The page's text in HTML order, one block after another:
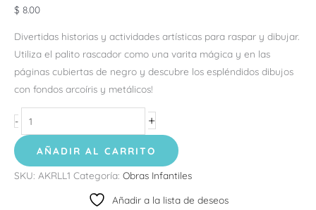
$ 8.00
Divertidas historias y actividades artísticas para raspar y dibujar.
Utiliza el palito rascador como una varita mágica y en las
páginas cubiertas de negro y descubre los espléndidos dibujos
con fondos arcoíris y metálicos!
- +
AÑADIR AL CARRITO
SKU: AKRLL1 Categoría: Obras Infantiles
Añadir a la lista de deseos